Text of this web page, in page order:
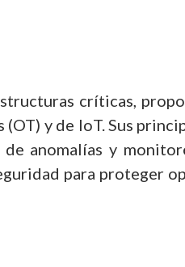
críticas,
y de IoT. Sus
anomalías y
para proteger